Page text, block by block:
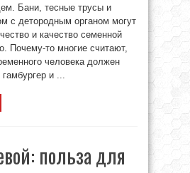
Бани, тесные трусы и
с детородным органом могут
и качество семенной
Почему-то многие считают,
человека должен
и ...
польза для